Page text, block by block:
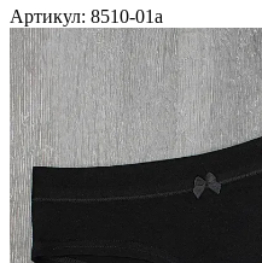
Артикул: 8510-01а